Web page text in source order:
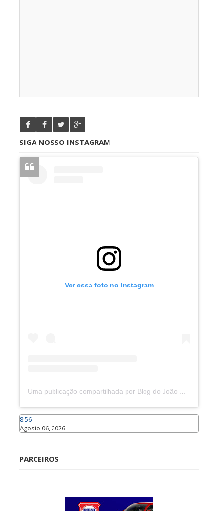
SIGA NOSSO INSTAGRAM
Ver essa foto no Instagram
Uma publicação compartilhada por Blog do João Marcolino (@joaomarcolinoneto)
8:56
Agosto 06, 2026
PARCEIROS